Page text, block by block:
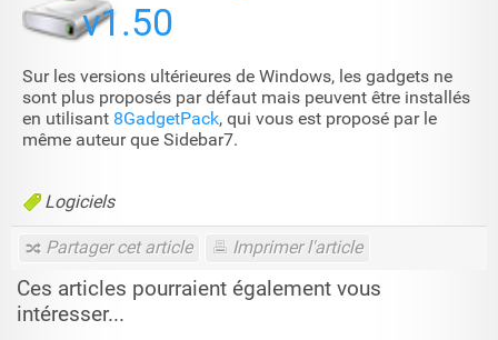
v1.50
Sur les versions ultérieures de Windows, les gadgets ne
sont plus proposés par défaut mais peuvent être installés
en utilisant 8GadgetPack, qui vous est proposé par le
même auteur que Sidebar7.
Logiciels
Partager cet article Imprimer l'article
Ces articles pourraient également vous
intéresser...